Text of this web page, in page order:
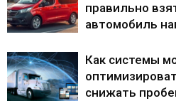
правильно
автомобиль
Как системы
снижать